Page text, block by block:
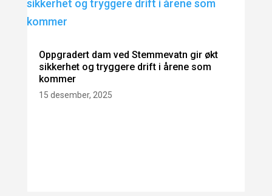
Oppgradert dam ved Stemmevatn gir økt
sikkerhet og tryggere drift i årene som
kommer
15 desember, 2025